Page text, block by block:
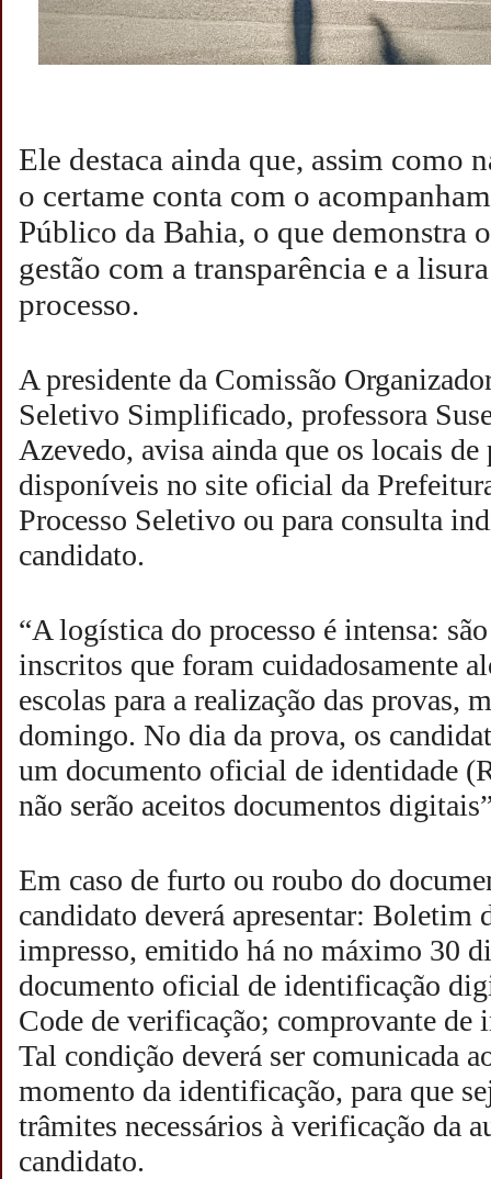
Ele destaca ainda que, assim como
o certame conta com o
Público da Bahia, o que demonstra
gestão com a transparência e a
processo.
A presidente da Comissão
Seletivo Simplificado, professora
Azevedo, avisa ainda que os locais de
disponíveis no site oficial da
Processo Seletivo ou para consulta
candidato.
“A logística do processo é intensa:
inscritos que foram cuidadosamente
escolas para a realização das provas,
domingo. No dia da prova, os
um documento oficial de identidade
não serão aceitos documentos
Em caso de furto ou roubo do
candidato deverá apresentar: Boletim
impresso, emitido há no máximo 30
documento oficial de identificação
Code de verificação; comprovante de
Tal condição deverá ser comunicada
momento da identificação, para que
trâmites necessários à verificação da
candidato.